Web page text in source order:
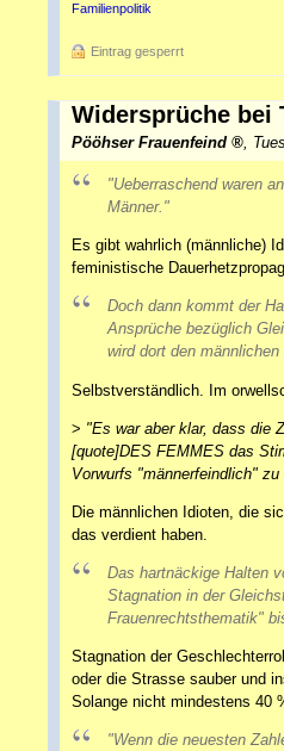
Familienpolitik
Eintrag gesperrt
Widersprüche bei
Pööhser Frauenfeind ,
"Ueberraschend waren
Männer."
Es gibt wahrlich (männliche)
feministische
Doch dann kommt der
Ansprüche bezüglich
wird dort den
Selbstverständlich. Im
> "Es war aber klar, dass die
[quote]DES FEMMES das
Vorwurfs "männerfeindlich" zu
Die männlichen Idioten, die
das verdient haben.
Das hartnäckige Halten
Stagnation in der
Frauenrechtsthematik"
Stagnation der
oder die Strasse sauber und
Solange nicht mindestens 40
"Wenn die neuesten